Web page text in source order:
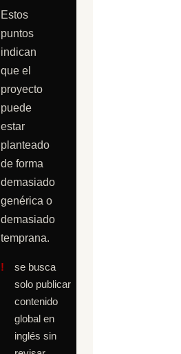
Estos
puntos
indican
que el
proyecto
puede
estar
planteado
de forma
demasiado
genérica o
demasiado
temprana.
se busca
solo publicar
contenido
global en
inglés sin